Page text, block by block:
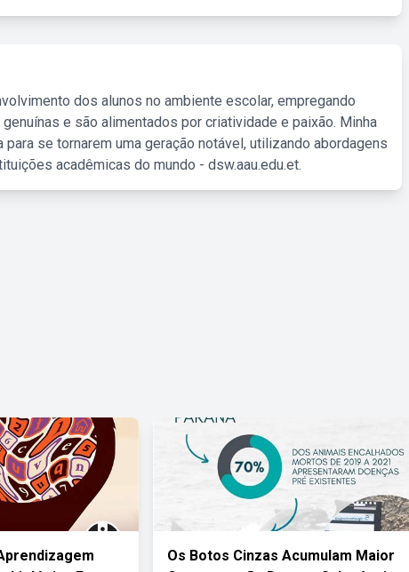
dos alunos no ambiente escolar, empregando
e são alimentados por criatividade e paixão. Minha
se tornarem uma geração notável, utilizando abordagens
acadêmicas do mundo - dsw.aau.edu.et.
Os Botos Cinzas Acumulam Maior